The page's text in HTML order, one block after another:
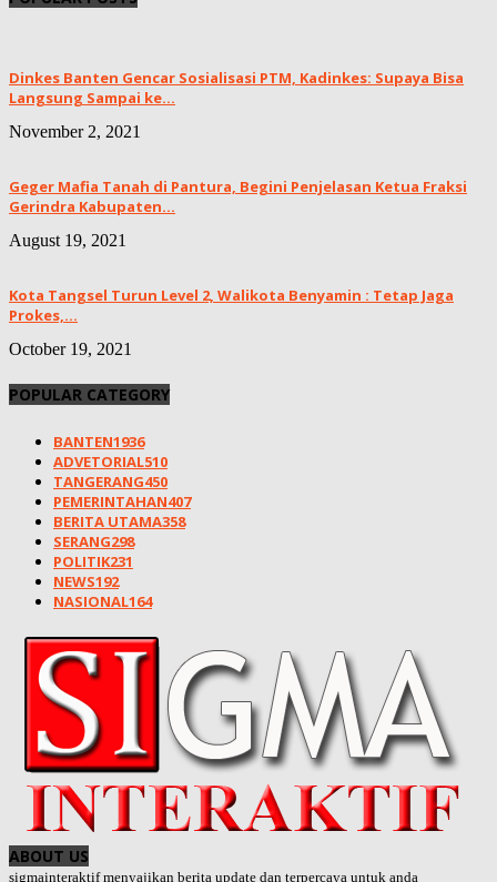
Dinkes Banten Gencar Sosialisasi PTM, Kadinkes: Supaya Bisa
Langsung Sampai ke...
November 2, 2021
Geger Mafia Tanah di Pantura, Begini Penjelasan Ketua Fraksi
Gerindra Kabupaten...
August 19, 2021
Kota Tangsel Turun Level 2, Walikota Benyamin : Tetap Jaga
Prokes,...
October 19, 2021
POPULAR CATEGORY
BANTEN1936
ADVETORIAL510
TANGERANG450
PEMERINTAHAN407
BERITA UTAMA358
SERANG298
POLITIK231
NEWS192
NASIONAL164
ABOUT US
sigmainteraktif menyajikan berita update dan terpercaya untuk anda